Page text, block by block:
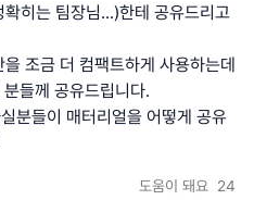
히는 팀장님...)한테 공유드리고
조금 더 컴팩트하게 사용하는데
들께 공유드립니다.
분들이 매터리얼을 어떻게 공유
도움이 돼요 24